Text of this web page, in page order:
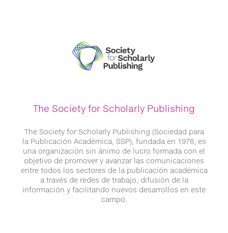
The Society for Scholarly Publishing
The Society for Scholarly Publishing (Sociedad para
la Publicación Académica, SSP), fundada en 1978, es
una organización sin ánimo de lucro formada con el
objetivo de promover y avanzar las comunicaciones
entre todos los sectores de la publicación académica
a través de redes de trabajo, difusión de la
información y facilitando nuevos desarrollos en este
campo.